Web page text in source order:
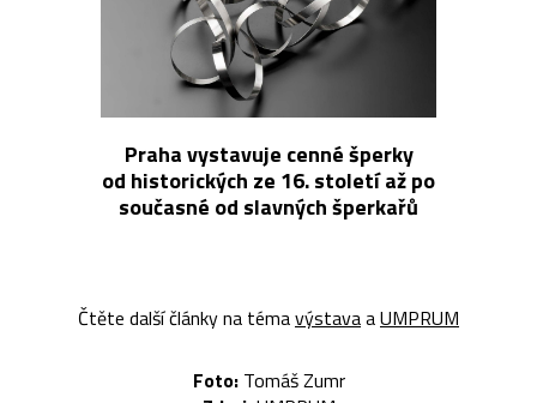
Praha vystavuje cenné šperky
od historických ze 16. století až po
současné od slavných šperkařů
Čtěte další články na témavýstavaaUMPRUM
Foto:Tomáš Zumr